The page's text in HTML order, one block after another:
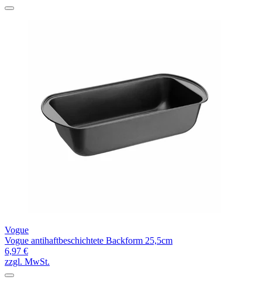
Vogue
Vogue antihaftbeschichtete Backform 25,5cm
6,97 €
zzgl. MwSt.